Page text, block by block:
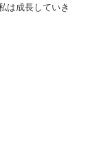
は成長していき